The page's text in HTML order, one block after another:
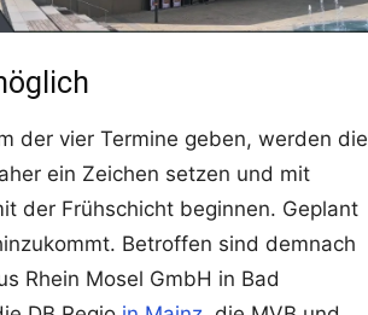
der vier Termine geben, werden die
ein Zeichen setzen und mit
der Frühschicht beginnen. Geplant
Betroffen sind demnach
Rhein Mosel GmbH in Bad